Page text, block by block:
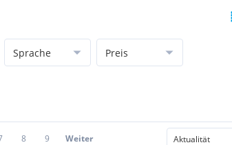
Sprache Preis
8 9 Weiter